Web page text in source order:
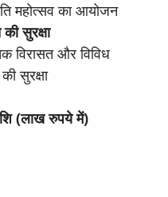
महोत्सव का आयोजन
की सुरक्षा
विरासत और विविध
सुरक्षा
(लाख रुपये में)